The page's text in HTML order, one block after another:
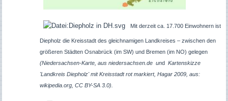
Mit derzeit ca. 17.700 Einwohnern ist
Diepholz die Kreisstadt des gleichnamigen Landkreises – zwischen den
größeren Städten Osnabrück (im SW) und Bremen (im NO) gelegen
(Niedersachsen-Karte, aus niedersachsen.de und Kartenskizze
'Landkreis Diepholz' mit Kreisstadt rot markiert, Hagar 2009, aus:
wikipedia.org, CC BY-SA 3.0).